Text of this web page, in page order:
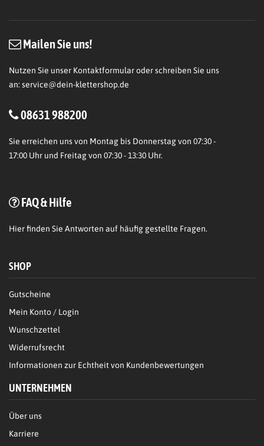
Mailen Sie uns!
Nutzen Sie unser Kontaktformular oder schreiben Sie uns
an: service@dein-klettershop.de
08631 988200
Sie erreichen uns von Montag bis Donnerstag von 07:30 -
17:00 Uhr und Freitag von 07:30 - 13:30 Uhr.
FAQ & Hilfe
Hierfinden Sie Antworten auf häufig gestellte Fragen.
SHOP
Gutscheine
Mein Konto / Login
Wunschzettel
Widerrufsrecht
Informationen zur Echtheit von Kundenbewertungen
UNTERNEHMEN
Über uns
Karriere